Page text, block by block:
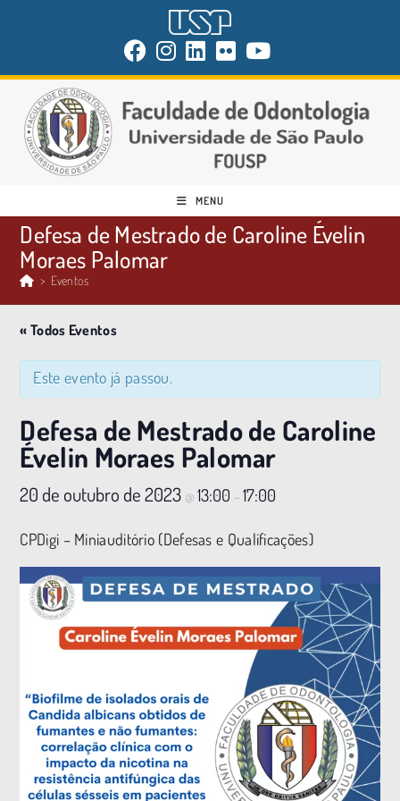
MENU
Defesa de Mestrado de Caroline Évelin
Moraes Palomar
> Eventos
« Todos Eventos
Este evento já passou.
Defesa de Mestrado de Caroline
Évelin Moraes Palomar
20 de outubro de 2023 @13:00 –17:00
CPDigi – Miniauditório (Defesas e Qualificações)